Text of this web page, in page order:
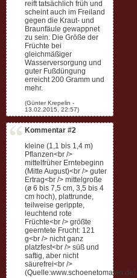
reift tatsächlich früh und
scheint auch im Freiland
gegen die Kraut- und
Braunfäule gewappnet
zu sein. Die Größe der
Früchte bei
gleichmäßiger
Wasserversorgung und
guter Fußdüngung
erreicht 200 Gramm und
mehr.
Kommentar #2
kleine (1,1 bis 1,4 m)
Pflanzen<br />
mittelfrüher Erntebeginn
(Mitte August)<br /> guter
Ertrag<br /> mittelgroße
(ø 6 bis 7,5 cm, 3,5 bis 4
cm hoch), plattrunde,
teilweise gerippte,
leuchtend rote
Früchte<br /> größte
geerntete Frucht: 121
g<br /> nicht ganz
platzfest<br /> süß und
saftig, aber nicht
säurefrei<br />
(Quelle:www.schoenetomaten.de)